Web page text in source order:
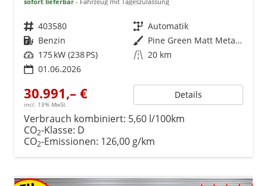
Fahrzeugnr. 403580 Getriebe Automatik
Kraftstoff Benzin Außenfarbe
Pine Green Matt Metallic ()
Leistung 175 kW (238 PS) Kilometerstand 20 km
01.06.2026
30.991,– €
incl. 19% MwSt.
Details
Verbrauch kombiniert: 5,60 l/100km
CO2-Klasse: D
CO2-Emissionen: 126,00 g/km